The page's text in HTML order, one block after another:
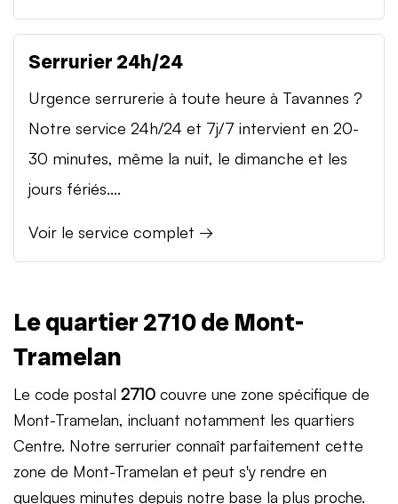
Serrurier 24h/24
Urgence serrurerie à toute heure à Tavannes ?
Notre service 24h/24 et 7j/7 intervient en 20-
30 minutes, même la nuit, le dimanche et les
jours fériés....
Voir le service complet →
Le quartier 2710 de Mont-
Tramelan
Le code postal 2710 couvre une zone spécifique de
Mont-Tramelan, incluant notamment les quartiers
Centre. Notre serrurier connaît parfaitement cette
zone de Mont-Tramelan et peut s'y rendre en
quelques minutes depuis notre base la plus proche.